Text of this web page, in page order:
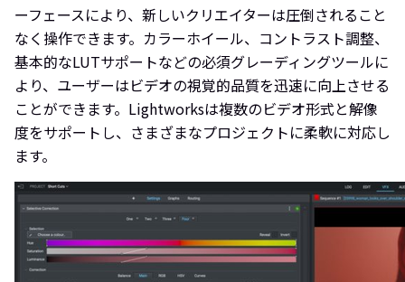
ーフェースにより、新しいクリエイターは圧倒されること
なく操作できます。カラーホイール、コントラスト調整、
基本的なLUTサポートなどの必須グレーディングツールに
より、ユーザーはビデオの視覚的品質を迅速に向上させる
ことができます。Lightworksは複数のビデオ形式と解像
度をサポートし、さまざまなプロジェクトに柔軟に対応し
ます。